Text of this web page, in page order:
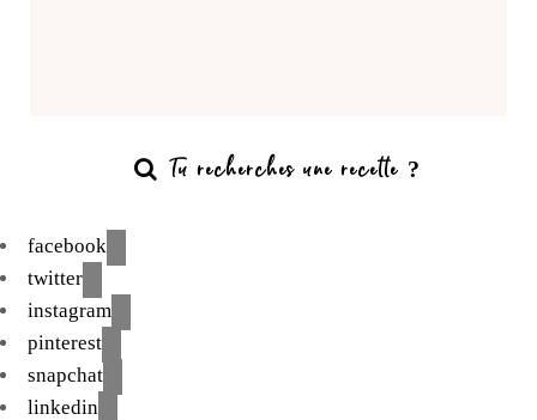
facebook
twitter
instagram
pinterest
snapchat
linkedin